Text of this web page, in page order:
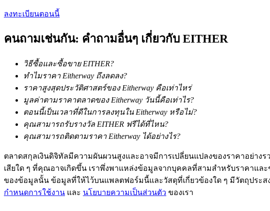
เพลิดเพลินกับการแบ่งปันผลกำไรและค่าคอมมิชชั่นการคัดลอกการซื้อขาย
ข้อมูล
การวิเคราะห์ข้อมูลขนาดใหญ่ รวมถึงข้อมูลการค้า ฯลฯ
ลงทะเบียนตอนนี้
คนถามเช่นกัน: คำถามอื่นๆ เกี่ยวกับ EITHER
วิธีซื้อและซื้อขาย EITHER?
ทำไมราคา Eitherway ถึงลดลง?
ราคาสูงสุดประวัติศาสตร์ของ Eitherway คือเท่าไหร่
มูลค่าตามราคาตลาดของ Eitherway วันนี้คือเท่าไร?
ตอนนี้เป็นเวลาที่ดีในการลงทุนใน Eitherway หรือไม่?
คุณสามารถรับรางวัล EITHER ฟรีได้ที่ไหน?
คุณสามารถติดตามราคา Eitherway ได้อย่างไร?
ตลาดสกุลเงินดิจิทัลมีความผันผวนสูงและอาจมีการเปลี่ยนแปลงของราคาอย่า
เสียใด ๆ ที่คุณอาจเกิดขึ้น เราพึ่งพาแหล่งข้อมูลจากบุคคลที่สามสำหรับราคาแล
ของข้อมูลนั้น ข้อมูลที่ให้ไว้บนแพลตฟอร์มนี้และวัสดุที่เกี่ยวข้องใด ๆ มีวัตถุประ
กำหนดการใช้งาน และ นโยบายความเป็นส่วนตัว ของเรา